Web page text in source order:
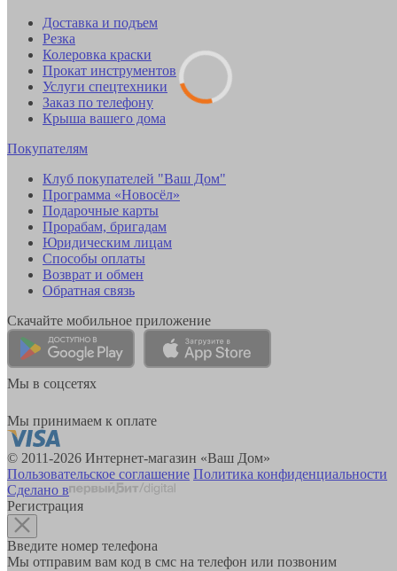
Доставка и подъем
Резка
Колеровка краски
Прокат инструментов
Услуги спецтехники
Заказ по телефону
Крыша вашего дома
Покупателям
Клуб покупателей "Ваш Дом"
Программа «Новосёл»
Подарочные карты
Прорабам, бригадам
Юридическим лицам
Способы оплаты
Возврат и обмен
Обратная связь
Скачайте мобильное приложение
Мы в соцсетях
Мы принимаем к оплате
© 2011-2026 Интернет-магазин «Ваш Дом»
Пользовательское соглашение Политика конфиденциальности
Сделано в
Регистрация
Введите номер телефона
Мы отправим вам код в смс на телефон или позвоним